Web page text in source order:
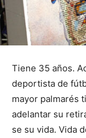
Tiene 35 años.
deportista de
mayor palmarés
adelantar su
se su vida. Vida